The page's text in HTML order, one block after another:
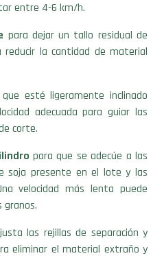
entre 4-6 km/h.
para dejar un tallo residual de
reducir la cantidad de material
esté ligeramente inclinado
adecuada para guiar las
corte.
para que se adecúe a las
soja presente en el lote y las
velocidad más lenta puede
granos.
las rejillas de separación y
eliminar el material extraño y